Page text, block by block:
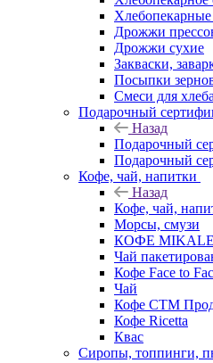
Дрожжи
Дрожжи сухие
Закваски,
Посыпки
Смеси для хлеба
Подарочный
Назад
Подарочный
Подарочный
Кофе, чай, напитки
Назад
Кофе, чай,
Морсы, смузи
КОФЕ MIKALE
Чай
Кофе Face to
Чай
Кофе СТМ
Кофе Ricetta
Квас
Сиропы, топпинги,